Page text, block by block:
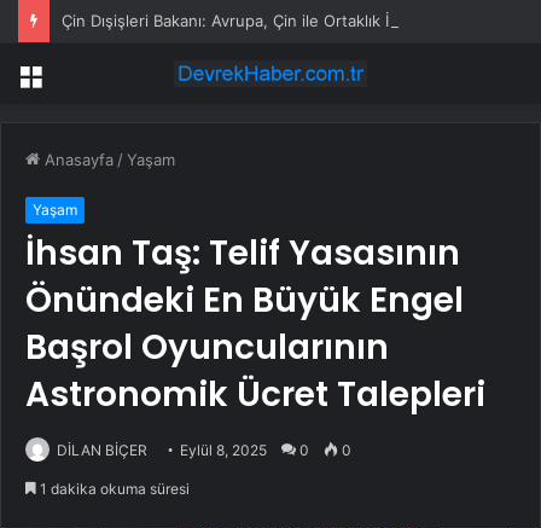
Menü
Anasayfa /Yaşam
Yaşam
İhsan Taş: Telif Yasasının
Önündeki En Büyük Engel
Başrol Oyuncularının
Astronomik Ücret Talepleri
DİLAN BİÇER Eylül 8, 2025 0 0
1 dakika okuma süresi